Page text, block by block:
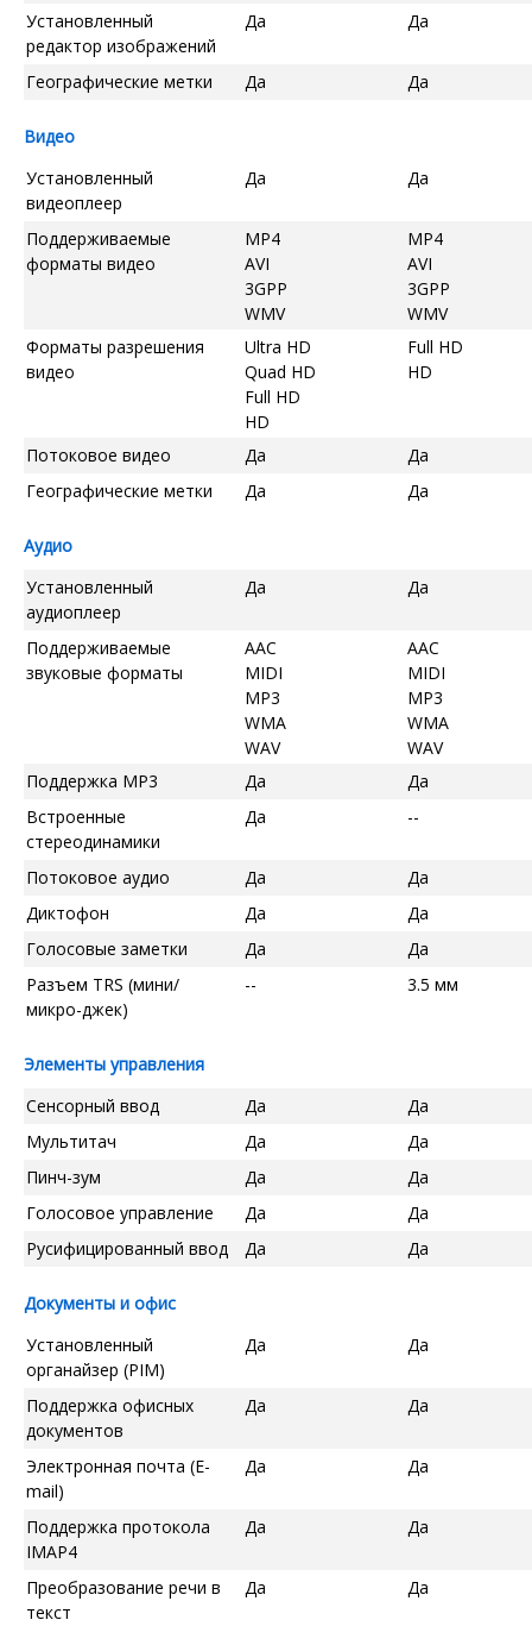
Установленный
редактор изображений
Да Да
Географические метки Да Да
Видео
Установленный
видеоплеер
Да Да
Поддерживаемые
форматы видео
MP4
AVI
3GPP
WMV
MP4
AVI
3GPP
WMV
Форматы разрешения
видео
Ultra HD
Quad HD
Full HD
HD
Full HD
HD
Потоковое видео Да
Да
Географические метки
Да Да
Аудио
Установленный
аудиоплеер
Да Да
Поддерживаемые
звуковые форматы
AAC
MIDI
MP3
WMA
WAV
AAC
MIDI
MP3
WMA
WAV
Поддержка MP3
Да
Да
Встроенные
стереодинамики
Да --
Потоковое аудио Да
Да
Диктофон
Да
Да
Голосовые заметки
Да
Да
Разъем TRS (мини/
микро-джек)
-- 3.5 мм
Элементы управления
Сенсорный ввод
Да
Да
Мультитач
Да
Да
Пинч-зум
Да
Да
Голосовое управление
Да
Да
Русифицированный ввод
Да Да
Документы и офис
Установленный
органайзер (PIM)
Да Да
Поддержка офисных
документов
Да Да
Электронная почта (E-
mail)
Да Да
Поддержка протокола
IMAP4
Да Да
Преобразование речи в
текст
Да Да